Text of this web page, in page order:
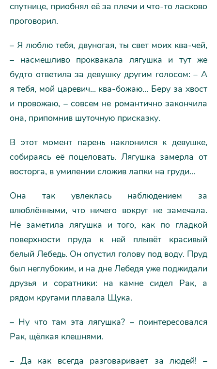
спутнице, приобнял её за плечи и что-то ласково
проговорил.
– Я люблю тебя, двуногая, ты свет моих ква-чей,
– насмешливо проквакала лягушка и тут же
будто ответила за девушку другим голосом: – А
я тебя, мой царевич... ква-божаю... Беру за хвост
и провожаю, – совсем не романтично закончила
она, припомнив шуточную присказку.
В этот момент парень наклонился к девушке,
собираясь её поцеловать. Лягушка замерла от
восторга, в умилении сложив лапки на груди...
Она так увлеклась наблюдением за
влюблёнными, что ничего вокруг не замечала.
Не заметила лягушка и того, как по гладкой
поверхности пруда к ней плывёт красивый
белый Лебедь. Он опустил голову под воду. Пруд
был неглубоким, и на дне Лебедя уже поджидали
друзья и соратники: на камне сидел Рак, а
рядом кругами плавала Щука.
– Ну что там эта лягушка? – поинтересовался
Рак, щёлкая клешнями.
– Да как всегда разговаривает за людей! –